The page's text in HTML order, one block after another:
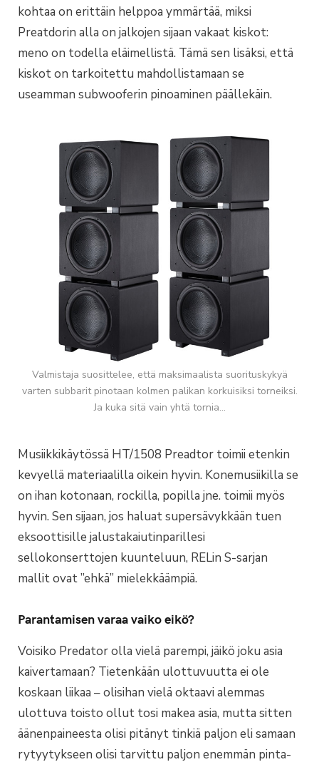
kohtaa on erittäin helppoa ymmärtää, miksi
Preatdorin alla on jalkojen sijaan vakaat kiskot:
meno on todella eläimellistä. Tämä sen lisäksi, että
kiskot on tarkoitettu mahdollistamaan se
useamman subwooferin pinoaminen päällekäin.
Valmistaja suosittelee, että maksimaalista suorituskykyä
varten subbarit pinotaan kolmen palikan korkuisiksi torneiksi.
Ja kuka sitä vain yhtä tornia…
Musiikkikäytössä HT/1508 Preadtor toimii etenkin
kevyellä materiaalilla oikein hyvin. Konemusiikilla se
on ihan kotonaan, rockilla, popilla jne. toimii myös
hyvin. Sen sijaan, jos haluat supersävykkään tuen
eksoottisille jalustakaiutinparillesi
sellokonserttojen kuunteluun, RELin S-sarjan
mallit ovat ”ehkä” mielekkäämpiä.
Parantamisen varaa vaiko eikö?
Voisiko Predator olla vielä parempi, jäikö joku asia
kaivertamaan? Tietenkään ulottuvuutta ei ole
koskaan liikaa – olisihan vielä oktaavi alemmas
ulottuva toisto ollut tosi makea asia, mutta sitten
äänenpaineesta olisi pitänyt tinkiä paljon eli samaan
rytyytykseen olisi tarvittu paljon enemmän pinta-